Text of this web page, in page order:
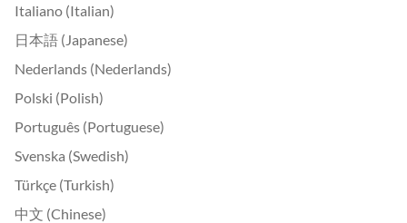
Italiano (Italian)
日本語 (Japanese)
Nederlands (Nederlands)
Polski (Polish)
Português (Portuguese)
Svenska (Swedish)
Türkçe (Turkish)
中文 (Chinese)